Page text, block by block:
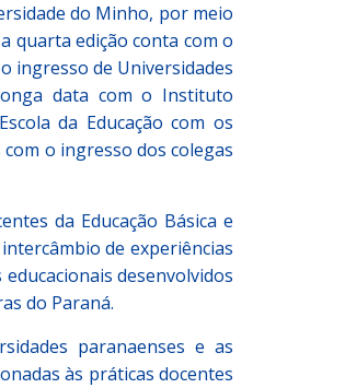
do Minho, por meio
quarta edição conta com o
ingresso de Universidades
data com o Instituto
da Educação com os
o ingresso dos colegas
da Educação Básica e
de experiências
desenvolvidos
do Paraná.
paranaenses e as
às práticas docentes